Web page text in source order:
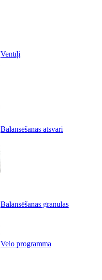
Ventīļi
Balansēšanas atsvari
Balansēšanas granulas
Velo programma